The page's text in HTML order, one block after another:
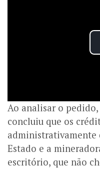
Ao analisar o
concluiu que os
administrativamente
Estado e a
escritório, que não